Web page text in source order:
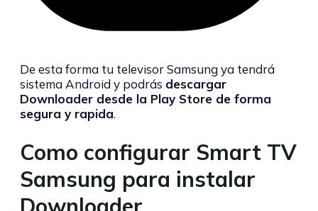
De esta forma tu televisor Samsung ya tendrá
sistema Android y podrás descargar
Downloader desde la Play Store de forma
segura y rapida.
Como configurar Smart TV
Samsung para instalar